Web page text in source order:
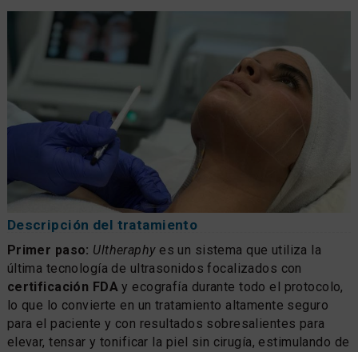
Descripción del tratamiento
Primer paso: Ultheraphyes un sistema que utiliza la
última tecnología de ultrasonidos focalizados con
certificación FDA y ecografía durante todo el protocolo,
lo que lo convierte en un tratamiento altamente seguro
para el paciente y con resultados sobresalientes para
elevar, tensar y tonificar la piel sin cirugía, estimulando de